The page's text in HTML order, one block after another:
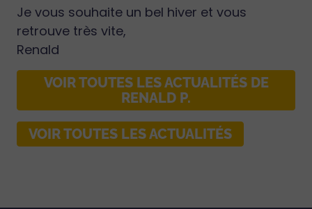
Je vous souhaite un bel hiver et vous
retrouve très vite,
Renald
VOIR TOUTES LES ACTUALITÉS DE
RENALD P.
VOIR TOUTES LES ACTUALITÉS